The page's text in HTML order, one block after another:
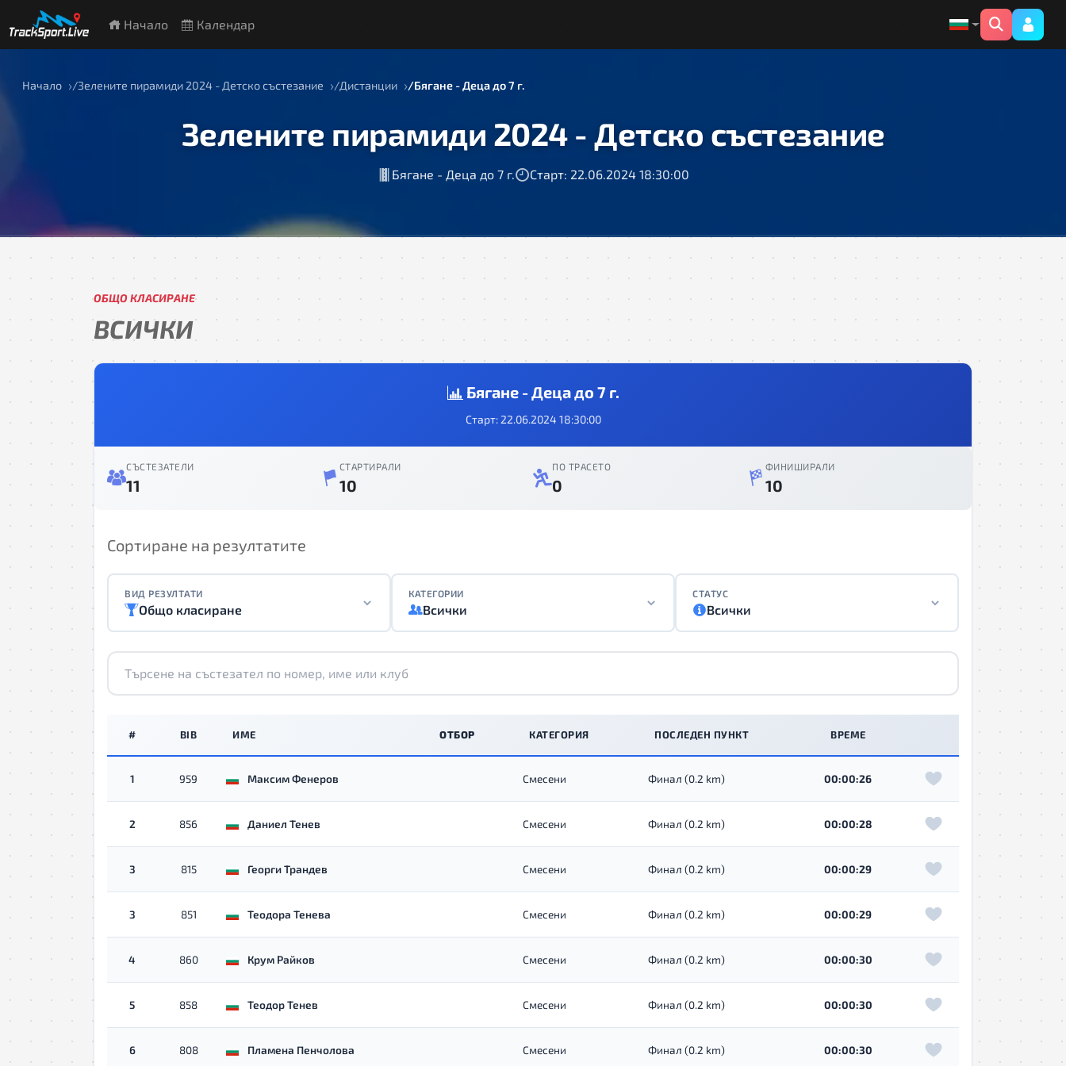
Начало Календар
Начало Зелените пирамиди 2024 - Детско състезание Дистанции Бягане - Деца до 7 г.
Зелените пирамиди 2024 - Детско състезание
Бягане - Деца до 7 г. Старт: 22.06.2024 18:30:00
ОБЩО КЛАСИРАНЕ
ВСИЧКИ
Бягане - Деца до 7 г.
Старт: 22.06.2024 18:30:00
СЪСТЕЗАТЕЛИ
11
СТАРТИРАЛИ
10
ПО ТРАСЕТО
0
ФИНИШИРАЛИ
10
Сортиране на резултатите
ВИД РЕЗУЛТАТИ
Общо класиране
КАТЕГОРИИ
Всички
СТАТУС
Всички
# BIB ИМЕ ОТБОР КАТЕГОРИЯ ПОСЛЕДЕН ПУНКТ ВРЕМЕ
1 959 Максим Фенеров Смесени Финал (0.2 km) 00:00:26
2 856 Даниел Тенев Смесени Финал (0.2 km) 00:00:28
3 815 Георги Трандев Смесени Финал (0.2 km) 00:00:29
3 851 Теодора Тенева Смесени Финал (0.2 km) 00:00:29
4 860 Крум Райков Смесени Финал (0.2 km) 00:00:30
5 858 Теодор Тенев Смесени Финал (0.2 km) 00:00:30
6 808 Пламена Пенчолова Смесени Финал (0.2 km) 00:00:30